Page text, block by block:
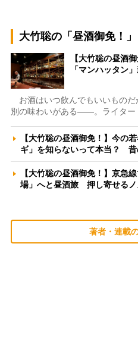
大竹聡の「昼酒御免！」
【大竹聡の昼酒
「マンハッタン
お酒はいつ飲んでもいいものだ
別の味わいがある――。ライター
【大竹聡の昼酒御免！】今の
ギ」を知らないって本当？
【大竹聡の昼酒御免！】京急
場」へと昼酒旅 押し寄せる
著者・連載